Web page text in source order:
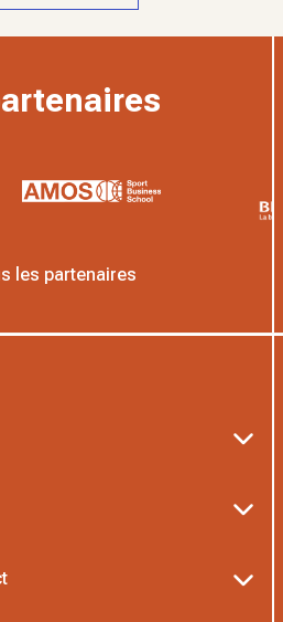
les partenaires